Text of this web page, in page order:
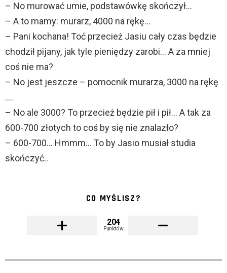
– No murować umie, podstawówkę skończył…
– A to mamy: murarz, 4000 na rękę…
– Pani kochana! Toć przecież Jasiu cały czas będzie
chodził pijany, jak tyle pieniędzy zarobi… A za mniej
coś nie ma?
– No jest jeszcze – pomocnik murarza, 3000 na rękę
….
– No ale 3000? To przecież będzie pił i pił… A tak za
600-700 złotych to coś by się nie znalazło?
– 600-700… Hmmm… To by Jasio musiał studia
skończyć..
CO MYŚLISZ?
204
Punktów